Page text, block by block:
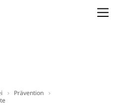
Prävention
Entwicklung, Projekte
Höhere
nach Lehre,
und Unterstützung,